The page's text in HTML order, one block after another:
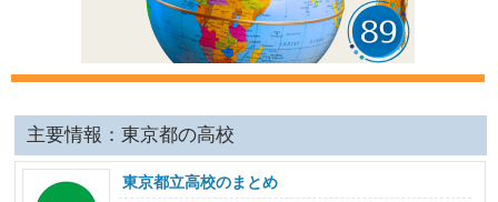
主要情報：東京都の高校
東京都立高校のまとめ